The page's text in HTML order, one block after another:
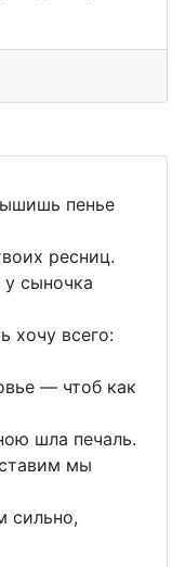
пенье
ресниц.
сыночка
хочу всего:
— чтоб как
шла печаль.
мы
сильно,